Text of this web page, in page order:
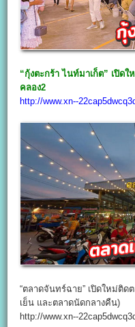
“กุ้งตะกร้า ไนท์มาเก็ต” เปิด
คลอง2
http://www.xn--
“ตลาดจันทร์ฉาย” เปิดใหม่ติด
เย็น และตลาดนัดกลางคืน)
http://www.xn--